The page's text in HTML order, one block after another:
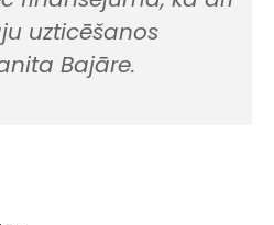
uzticēšanos
Bajāre.